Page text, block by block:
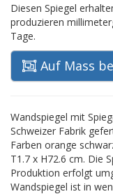
Diesen Spiegel
produzieren
Tage.
Auf Mass
Wandspiegel mit
Schweizer Fabrik
Farben orange
T1.7 x H72.6 cm. Die
Produktion erfolgt
Wandspiegel ist in